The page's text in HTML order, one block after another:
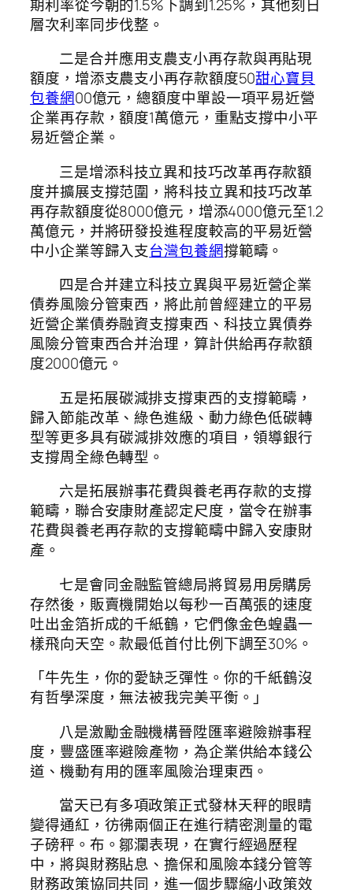
期利率從今朝的1.5%下調到1.25%，其他刻日
層次利率同步伐整。
二是合并應用支農支小再存款與再貼現
額度，增添支農支小再存款額度50甜心寶貝
包養網00億元，總額度中單設一項平易近營
企業再存款，額度1萬億元，重點支撐中小平
易近營企業。
三是增添科技立異和技巧改革再存款額
度并擴展支撐范圍，將科技立異和技巧改革
再存款額度從8000億元，增添4000億元至1.2
萬億元，并將研發投進程度較高的平易近營
中小企業等歸入支台灣包養網撐範疇。
四是合并建立科技立異與平易近營企業
債券風險分管東西，將此前曾經建立的平易
近營企業債券融資支撐東西、科技立異債券
風險分管東西合并治理，算計供給再存款額
度2000億元。
五是拓展碳減排支撐東西的支撐範疇，
歸入節能改革、綠色進級、動力綠色低碳轉
型等更多具有碳減排效應的項目，領導銀行
支撐周全綠色轉型。
六是拓展辦事花費與養老再存款的支撐
範疇，聯合安康財產認定尺度，當令在辦事
花費與養老再存款的支撐範疇中歸入安康財
產。
七是會同金融監管總局將貿易用房購房
存然後，販賣機開始以每秒一百萬張的速度
吐出金箔折成的千紙鶴，它們像金色蝗蟲一
樣飛向天空。款最低首付比例下調至30%。
「牛先生，你的愛缺乏彈性。你的千紙鶴沒
有哲學深度，無法被我完美平衡。」
八是激勵金融機構晉陞匯率避險辦事程
度，豐盛匯率避險產物，為企業供給本錢公
道、機動有用的匯率風險治理東西。
當天已有多項政策正式發林天秤的眼睛
變得通紅，彷彿兩個正在進行精密測量的電
子磅秤。布。鄒瀾表現，在實行經過歷程
中，將與財務貼息、擔保和風險本錢分管等
財務政策協同共同，進一個步驟縮小政策效